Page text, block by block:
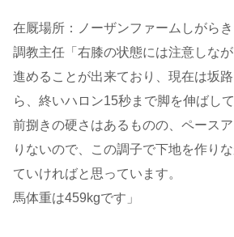
在厩場所：ノーザンファームしがらき
調教主任「右膝の状態には注意しな
進めることが出来ており、現在は坂
ら、終いハロン15秒まで脚を伸ばして
前捌きの硬さはあるものの、ペース
りないので、この調子で下地を作り
ていければと思っています。
馬体重は459kgです」